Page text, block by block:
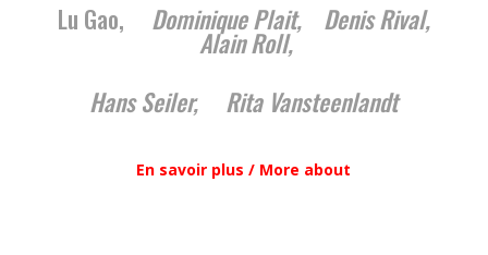
Lu Gao,
Dominique Plait, Denis Rival,
Alain Roll,
Hans Seiler, Rita Vansteenlandt
En savoir plus / More about